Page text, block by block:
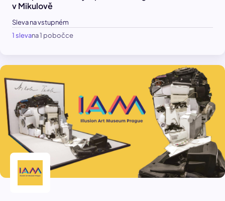
v Mikulově
Sleva na vstupném
1 slevana 1 pobočce